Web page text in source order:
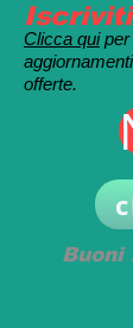
Clicca quiper
offerte.
Buoni